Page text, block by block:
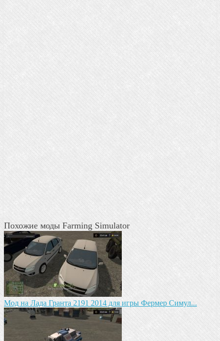
Похожие моды Farming Simulator
Мод на Лада Гранта 2191 2014 для игры Фермер Симул...